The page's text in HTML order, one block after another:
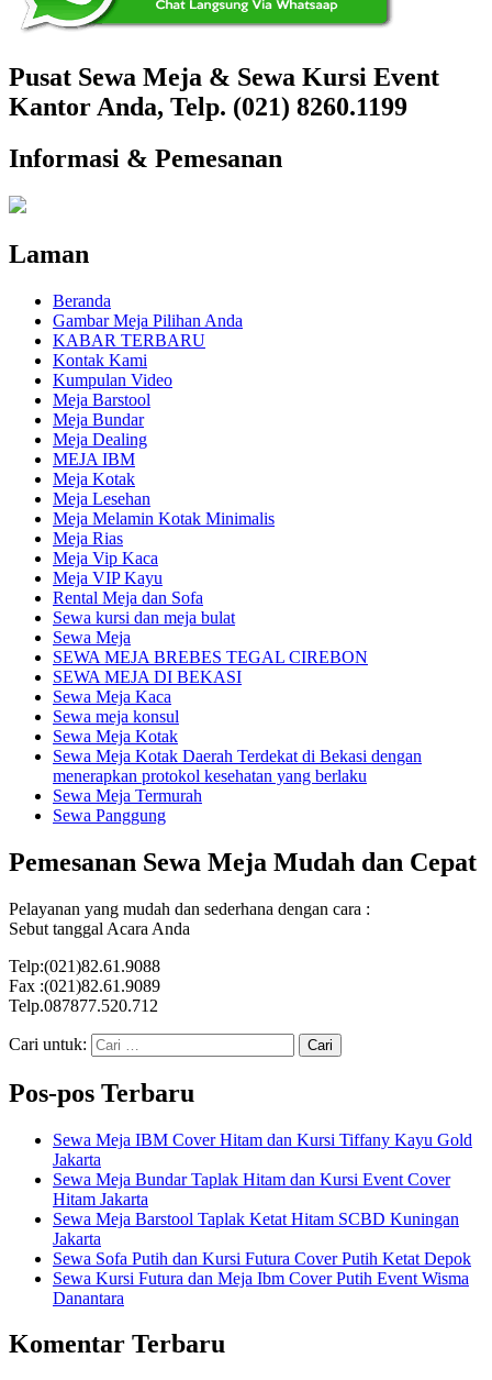
Pusat Sewa Meja & Sewa Kursi Event
Kantor Anda, Telp. (021) 8260.1199
Informasi & Pemesanan
Laman
Beranda
Gambar Meja Pilihan Anda
KABAR TERBARU
Kontak Kami
Kumpulan Video
Meja Barstool
Meja Bundar
Meja Dealing
MEJA IBM
Meja Kotak
Meja Lesehan
Meja Melamin Kotak Minimalis
Meja Rias
Meja Vip Kaca
Meja VIP Kayu
Rental Meja dan Sofa
Sewa kursi dan meja bulat
Sewa Meja
SEWA MEJA BREBES TEGAL CIREBON
SEWA MEJA DI BEKASI
Sewa Meja Kaca
Sewa meja konsul
Sewa Meja Kotak
Sewa Meja Kotak Daerah Terdekat di Bekasi dengan
menerapkan protokol kesehatan yang berlaku
Sewa Meja Termurah
Sewa Panggung
Pemesanan Sewa Meja Mudah dan Cepat
Pelayanan yang mudah dan sederhana dengan cara :
Sebut tanggal Acara Anda
Telp:(021)82.61.9088
Fax :(021)82.61.9089
Telp.087877.520.712
Cari untuk:
Pos-pos Terbaru
Sewa Meja IBM Cover Hitam dan Kursi Tiffany Kayu Gold
Jakarta
Sewa Meja Bundar Taplak Hitam dan Kursi Event Cover
Hitam Jakarta
Sewa Meja Barstool Taplak Ketat Hitam SCBD Kuningan
Jakarta
Sewa Sofa Putih dan Kursi Futura Cover Putih Ketat Depok
Sewa Kursi Futura dan Meja Ibm Cover Putih Event Wisma
Danantara
Komentar Terbaru